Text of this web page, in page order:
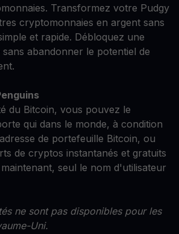
Transformez votre Pudgy
cryptomonnaies en argent sans
et rapide. Débloquez une
sans abandonner le potentiel de
du Bitcoin, vous pouvez le
qui dans le monde, à condition
de portefeuille Bitcoin, ou
de cryptos instantanés et gratuits
seul le nom d'utilisateur
ne sont pas disponibles pour les
Uni.